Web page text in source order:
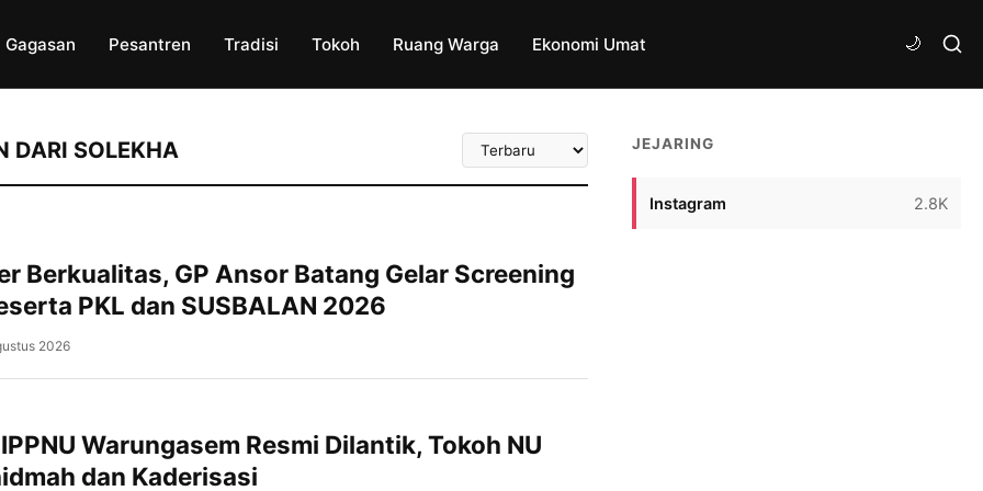
Gagasan Pesantren Tradisi Tokoh Ruang Warga Ekonomi Umat
DARI SOLEKHA
Urutkan
Artikel
Berkualitas, GP Ansor Batang Gelar Screening
PKL dan SUSBALAN 2026
Pemuda (GP) Ansor Kabupaten Batang mengikuti
Kepemimpinan Lanjutan (PKL) dan Kursus Banser
Lanjutan (SUSBALAN) Tahun 2026 yang
2026
Warungasem Resmi Dilantik, Tokoh NU
dan Kaderisasi
JEJARING
Instagram 2.8K